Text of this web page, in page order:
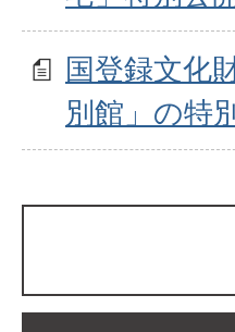
国登録文化
別館」の特